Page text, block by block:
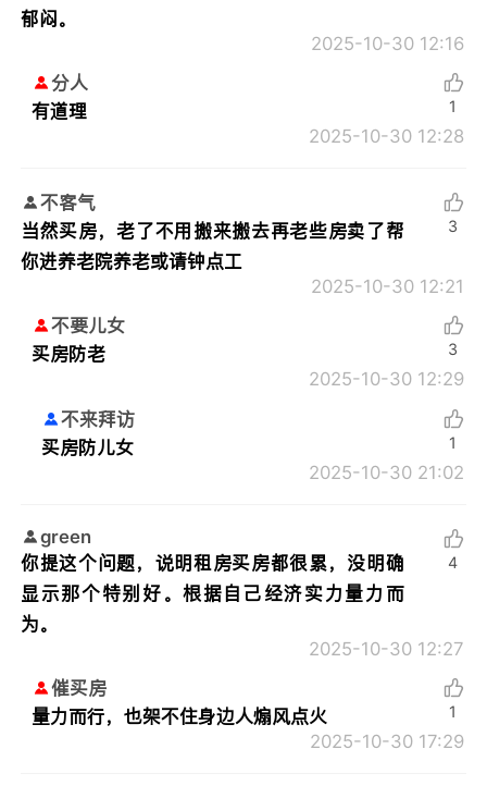
郁闷。
2025-10-30 12:16
分人
有道理
2025-10-30 12:28
1
不客气
当然买房，老了不用搬来搬去再老些房卖了帮
你进养老院养老或请钟点工
2025-10-30 12:21
3
不要儿女
买房防老
2025-10-30 12:29
3
不来拜访
买房防儿女
2025-10-30 21:02
1
green
你提这个问题，说明租房买房都很累，没明确
显示那个特别好。根据自己经济实力量力而
为。
2025-10-30 12:27
4
催买房
量力而行，也架不住身边人煽风点火
2025-10-30 17:29
1